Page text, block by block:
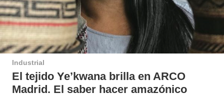
Industrial
El tejido Ye’kwana brilla en ARCO
Madrid. El saber hacer amazónico